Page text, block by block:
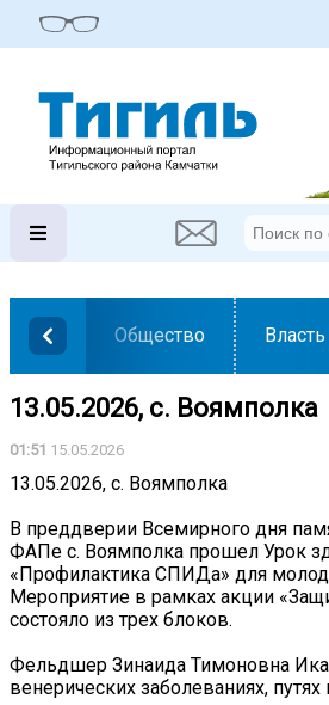
Общество Власть
13.05.2026, с. Воямполка
01:51 15.05.2026
13.05.2026, с. Воямполка
В преддверии Всемирного дня
ФАПе с. Воямполка прошел Урок
«Профилактика СПИДа» для
Мероприятие в рамках акции
состояло из трех блоков.
Фельдшер Зинаида Тимоновна
венерических заболеваниях,